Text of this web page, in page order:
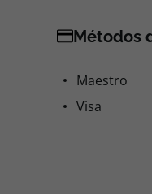
Métodos
Maestro
Visa